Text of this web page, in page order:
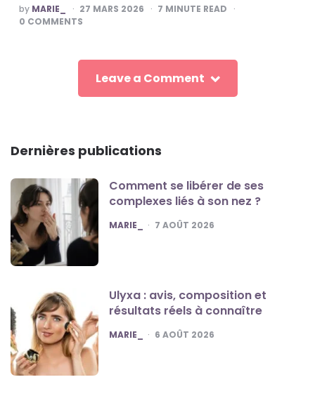
POSTED
BY
by MARIE_ 27 MARS 2026 7 MINUTE READ
0 COMMENTS
Leave a Comment
Dernières publications
Comment se libérer de ses
complexes liés à son nez ?
POSTED
MARIE_ 7 AOÛT 2026
Ulyxa : avis, composition et
résultats réels à connaître
POSTED
MARIE_ 6 AOÛT 2026